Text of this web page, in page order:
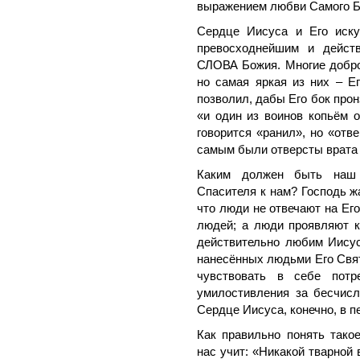
выражением любви Самого
Сердце Иисуса и Его
превосходнейшим и
СЛОВА Божия. Многие
но самая яркая из них –
позволил, дабы Его бок
«и один из воинов копьём
говорится «ранил», но
самым были отверсты врата
Каким должен быть наш
Спасителя к нам? Господь
что люди не отвечают на
людей; а люди проявляют
действительно любим
нанесённых людьми Его
чувствовать в себе
умилостивления за
Сердце Иисуса, конечно, в
Как правильно понять
нас учит: «Никакой